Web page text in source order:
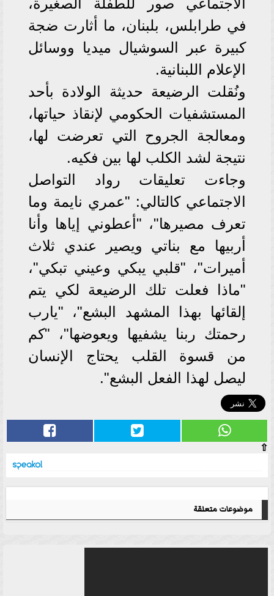
في طرابلس، بلبنان، ما أثارت ضجة
كبيرة عبر السوشيال ميديا ووسائل
الإعلام اللبنانية.
ونُقلت الرضيعة حديثة الولادة بأحد
المستشفيات الحكومي لإنقاذ حياتها،
ومعالجة الجروح التي تعرضت لها،
نتيجة لشد الكلب لها بين فكيه.
وجاءت تعليقات رواد التواصل
الاجتماعي كالتالي: "عمري نايمة وما
تعرف مصيرها"، "أعطوني إياها وأنا
أربيها مع بناتي ويصير عندي ثلاث
أميرات"، "قلبي يبكي وعيني تبكي"،
"ماذا فعلت تلك الرضيعة لكي يتم
إلقائها بهذا المشهد البشع"، "يارب
رحمتك ربنا يشفيها ويعوضها"، "كم
من قسوة القلب يحتاج الإنسان
ليصل لهذا الفعل البشع".
⇧
موضوعات متعلقة